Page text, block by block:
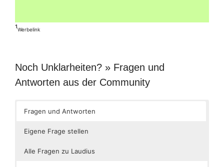
¹Werbelink
Noch Unklarheiten? » Fragen und
Antworten aus der Community
Fragen und Antworten
Eigene Frage stellen
Alle Fragen zu Laudius